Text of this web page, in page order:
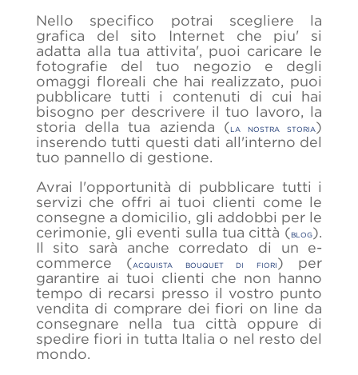
Nello specifico potrai scegliere la
grafica del sito Internet che piu' si
adatta alla tua attivita', puoi caricare le
fotografie del tuo negozio e degli
omaggi floreali che hai realizzato, puoi
pubblicare tutti i contenuti di cui hai
bisogno per descrivere il tuo lavoro, la
storia della tua azienda ( LA NOSTRA STORIA )
inserendo tutti questi dati all'interno del
tuo pannello di gestione.
Avrai l'opportunità di pubblicare tutti i
servizi che offri ai tuoi clienti come le
consegne a domicilio, gli addobbi per le
cerimonie, gli eventi sulla tua città (BLOG).
Il sito sarà anche corredato di un e-
commerce ( ACQUISTA BOUQUET DI FIORI ) per
garantire ai tuoi clienti che non hanno
tempo di recarsi presso il vostro punto
vendita di comprare dei fiori on line da
consegnare nella tua città oppure di
spedire fiori in tutta Italia o nel resto del
mondo.